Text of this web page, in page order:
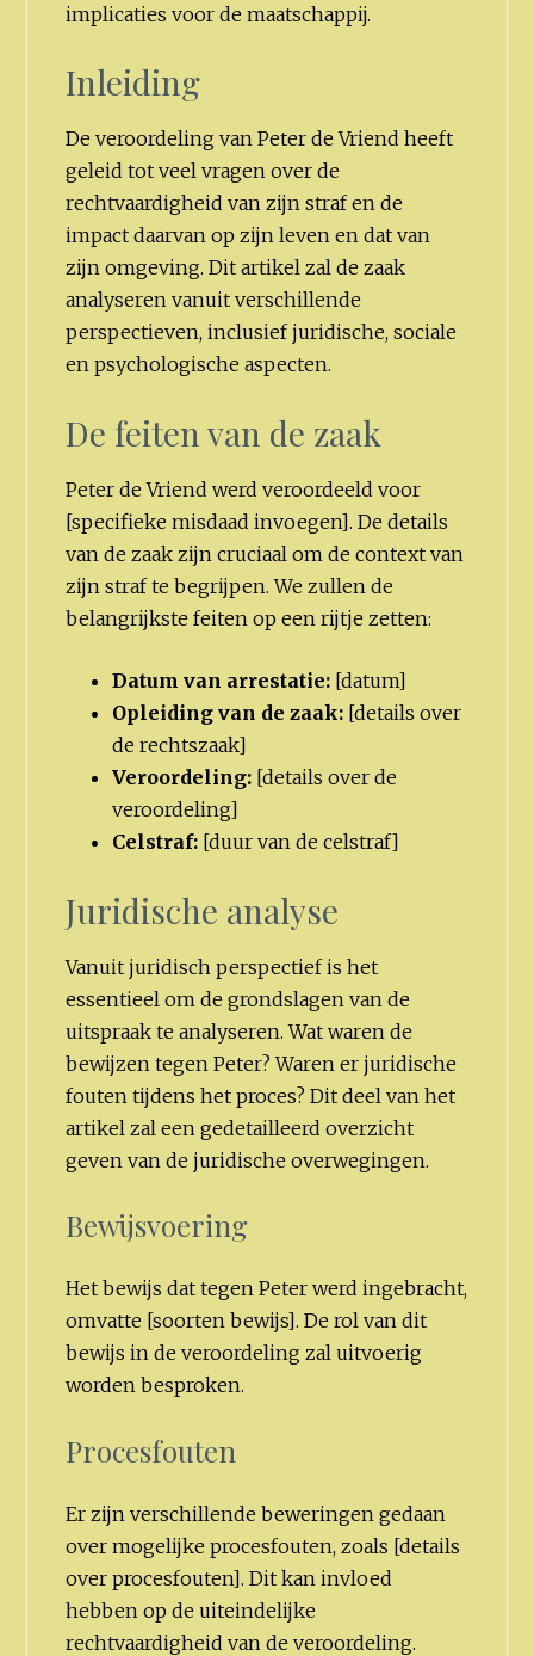
implicaties voor de maatschappij.
Inleiding
De veroordeling van Peter de Vriend heeft
geleid tot veel vragen over de
rechtvaardigheid van zijn straf en de
impact daarvan op zijn leven en dat van
zijn omgeving. Dit artikel zal de zaak
analyseren vanuit verschillende
perspectieven, inclusief juridische, sociale
en psychologische aspecten.
De feiten van de zaak
Peter de Vriend werd veroordeeld voor
[specifieke misdaad invoegen]. De details
van de zaak zijn cruciaal om de context van
zijn straf te begrijpen. We zullen de
belangrijkste feiten op een rijtje zetten:
Datum van arrestatie:[datum]
Opleiding van de zaak:[details over
de rechtszaak]
Veroordeling:[details over de
veroordeling]
Celstraf:[duur van de celstraf]
Juridische analyse
Vanuit juridisch perspectief is het
essentieel om de grondslagen van de
uitspraak te analyseren. Wat waren de
bewijzen tegen Peter? Waren er juridische
fouten tijdens het proces? Dit deel van het
artikel zal een gedetailleerd overzicht
geven van de juridische overwegingen.
Bewijsvoering
Het bewijs dat tegen Peter werd ingebracht,
omvatte [soorten bewijs]. De rol van dit
bewijs in de veroordeling zal uitvoerig
worden besproken.
Procesfouten
Er zijn verschillende beweringen gedaan
over mogelijke procesfouten, zoals [details
over procesfouten]. Dit kan invloed
hebben op de uiteindelijke
rechtvaardigheid van de veroordeling.